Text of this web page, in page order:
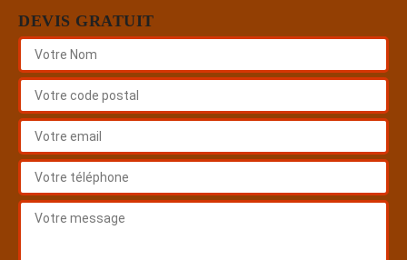
DEVIS GRATUIT